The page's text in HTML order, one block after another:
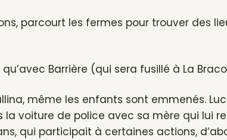
parcourt les fermes pour trouver des
qu’avec Barrière (qui sera fusillé à La
même les enfants sont emmenés.
voiture de police avec sa mère qui lui
qui participait à certaines actions,